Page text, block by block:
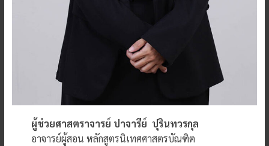
ผู้ช่วยศาสตราจารย์ ปาจารีย์ ปุรินทวรกุล
อาจารย์ผู้สอน หลักสูตรนิเทศศาสตรบัณฑิต